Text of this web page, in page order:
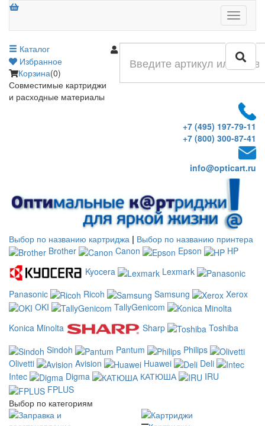
Меню
Каталог
Избранное
Корзина(0)
Совместимые картриджи
и расходные материалы
+7 (495) 197-79-11
+7 (800) 300-87-41
info@opticart.ru
Выбор по названию картриджа | Выбор по названию принтера
Brother
Canon Epson
HP
Kyocera
Lexmark
Panasonic
Ricoh Samsung
Xerox
OKI
TallyGenicom
Konica Minolta
Sharp
Toshiba
Sindoh
Pantum
Philips
Olivetti
Avision Huawei
Deli
Intec
Digma КАТЮША
IRU
FPLUS
Выбор по категориям